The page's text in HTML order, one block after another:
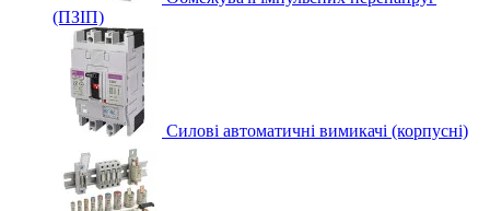
(ПЗІП)
Силові автоматичні вимикачі (корпусні)